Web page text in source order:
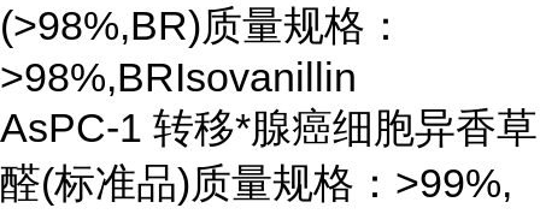
(>98%,BR)质量规格：
>98%,BRIsovanillin
AsPC-1 转移*腺癌细胞异香草
醛(标准品)质量规格：>99%,